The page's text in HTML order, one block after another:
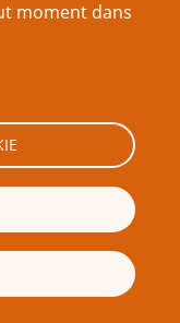
àRolemasteret
et ses violents
aussi
sans avoir le
par Tolkien, où la
que dans
moment dans